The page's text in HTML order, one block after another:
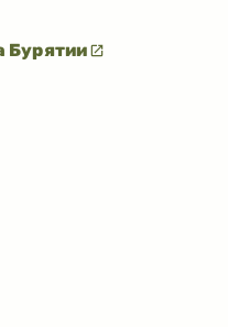
Бурятии